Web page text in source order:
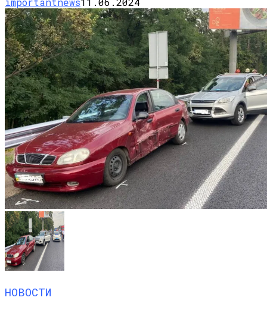
НОВОСТИ